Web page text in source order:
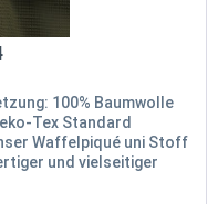
100% Baumwolle
Tex Standard
Waffelpiqué uni Stoff
und vielseitiger